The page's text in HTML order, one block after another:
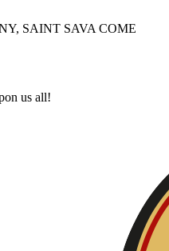
SAINT SAVA COME
us all!